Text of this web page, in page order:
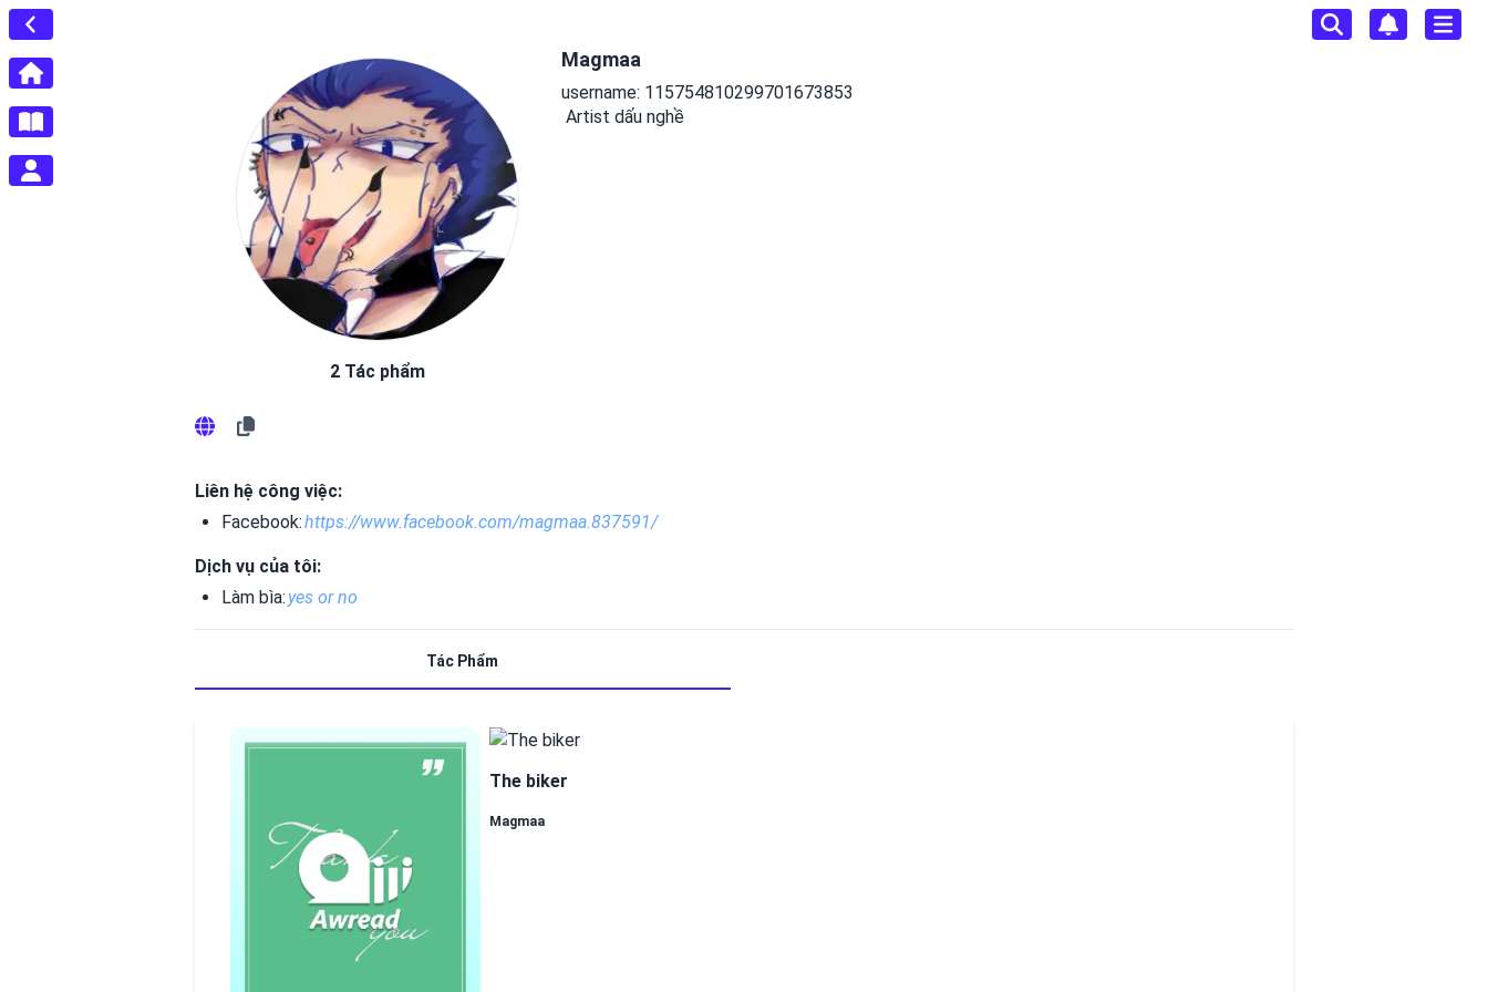
2 Tác phẩm
Magmaa
username: 115754810299701673853
Artist dấu nghề
Liên hệ công việc:
Facebook:https://www.facebook.com/magmaa.837591/
Dịch vụ của tôi:
Làm bìa: yes or no
Tác Phẩm
The biker
Magmaa